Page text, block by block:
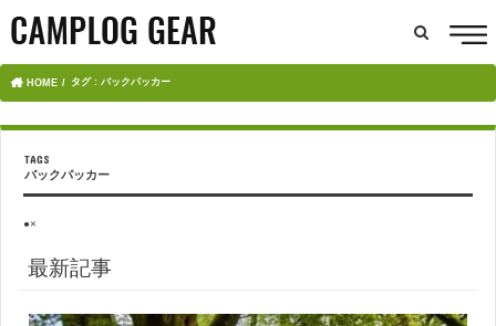
HOME タグ : バックパッカー
バックパッカー
●×
最新記事